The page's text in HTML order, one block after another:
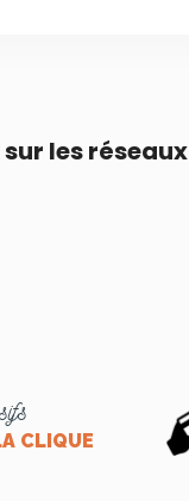
les réseaux
CLIQUE